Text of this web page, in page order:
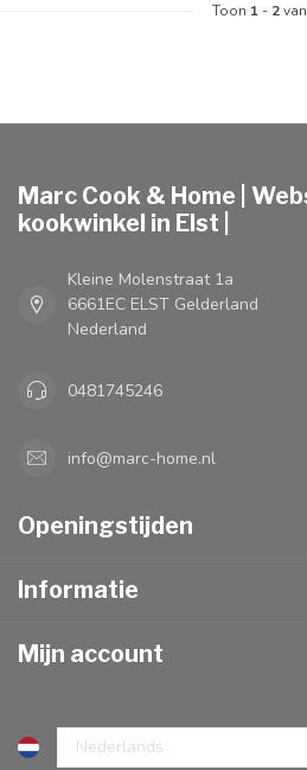
Toon 1 - 2
Marc Cook & Home |
kookwinkel in Elst |
Kleine Molenstraat 1a
6661EC ELST Gelderland
Nederland
0481745246
info@marc-home.nl
Openingstijden
Informatie
Mijn account